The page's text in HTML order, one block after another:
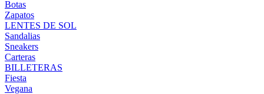
Botas
Zapatos
LENTES DE SOL
Sandalias
Sneakers
Carteras
BILLETERAS
Fiesta
Vegana